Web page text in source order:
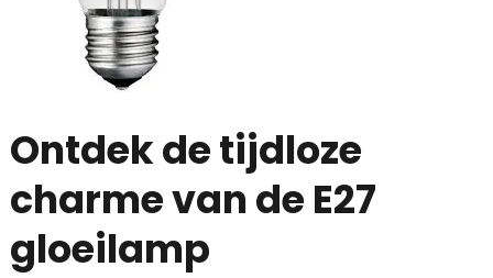
Ontdek de tijdloze
charme van de E27
gloeilamp